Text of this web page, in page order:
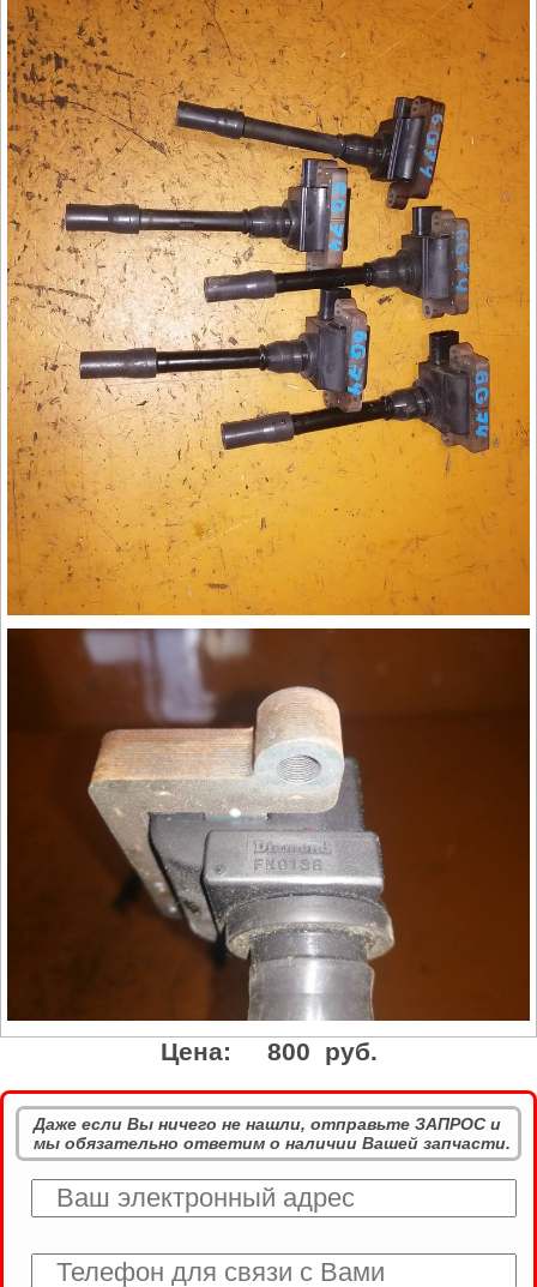
Цена: 800 руб.
Даже если Вы ничего не нашли, отправьте ЗАПРОС и
мы обязательно ответим о наличии Вашей запчасти.